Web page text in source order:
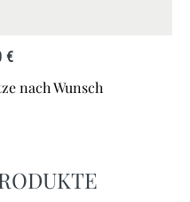
€
nach Wunsch